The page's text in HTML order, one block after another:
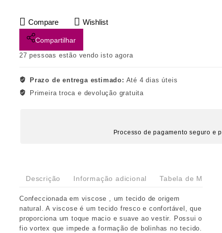
Compare Wishlist
Compartilhar
27 pessoas estão vendo isto agora
Prazo de entrega estimado: Até 4 dias úteis
Primeira troca e devolução gratuita
Processo de pagamento seguro e
Descrição Informação adicional Tabela de
Confeccionada em viscose , um tecido de origem
natural. A viscose é um tecido fresco e confortável, que
proporciona um toque macio e suave ao vestir. Possui o
fio vortex que impede a formação de bolinhas no tecido.